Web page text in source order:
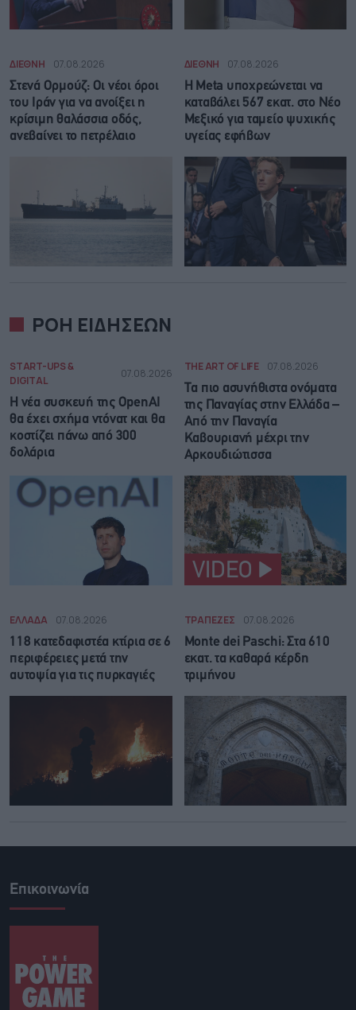
ΔΙΕΘΝΗ 07.08.2026
Στενά Ορμούζ: Οι νέοι όροι
του Ιράν για να ανοίξει η
κρίσιμη θαλάσσια οδός,
ανεβαίνει το πετρέλαιο
ΔΙΕΘΝΗ 07.08.2026
Η Meta υποχρεώνεται να
καταβάλει 567 εκατ. στο Νέο
Μεξικό για ταμείο ψυχικής
υγείας εφήβων
ΡΟΗ ΕΙΔΗΣΕΩΝ
START-UPS &
DIGITAL
07.08.2026
Η νέα συσκευή της OpenAI
θα έχει σχήμα ντόνατ και θα
κοστίζει πάνω από 300
δολάρια
THE ART OF LIFE 07.08.2026
Τα πιο ασυνήθιστα ονόματα
της Παναγίας στην Ελλάδα –
Από την Παναγία
Καβουριανή μέχρι την
Αρκουδιώτισσα
VIDEO
ΕΛΛΑΔΑ 07.08.2026
118 κατεδαφιστέα κτίρια σε 6
περιφέρειες μετά την
αυτοψία για τις πυρκαγιές
ΤΡΑΠΕΖΕΣ 07.08.2026
Monte dei Paschi: Στα 610
εκατ. τα καθαρά κέρδη
τριμήνου
Επικοινωνία